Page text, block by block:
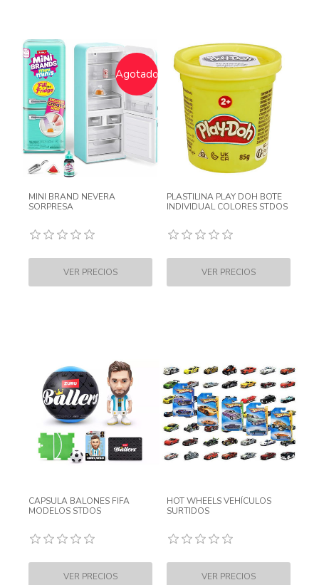
Agotado
MINI BRAND NEVERA
SORPRESA
PLASTILINA PLAY DOH BOTE
INDIVIDUAL COLORES STDOS
CAPSULA BALONES FIFA
MODELOS STDOS
HOT WHEELS VEHÍCULOS
SURTIDOS